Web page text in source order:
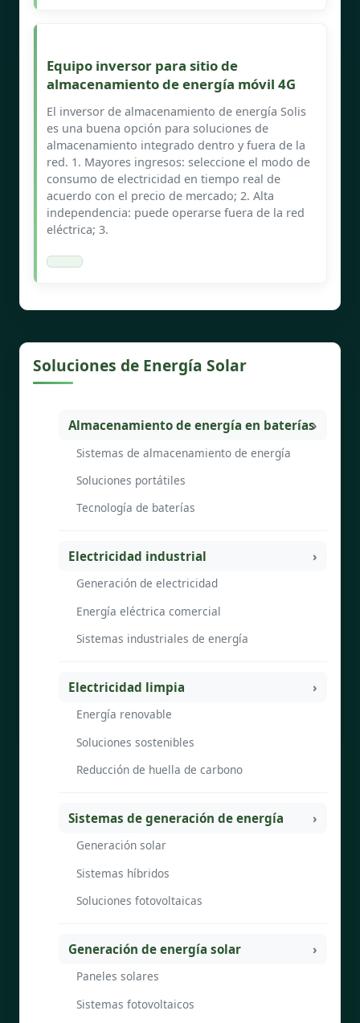
Equipo inversor para sitio de
almacenamiento de energía móvil 4G
El inversor de almacenamiento de energía Solis
es una buena opción para soluciones de
almacenamiento integrado dentro y fuera de la
red. 1. Mayores ingresos: seleccione el modo de
consumo de electricidad en tiempo real de
acuerdo con el precio de mercado; 2. Alta
independencia: puede operarse fuera de la red
eléctrica; 3.
Soluciones de Energía Solar
Almacenamiento de energía en baterías
Sistemas de almacenamiento de energía
Soluciones portátiles
Tecnología de baterías
Electricidad industrial
Generación de electricidad
Energía eléctrica comercial
Sistemas industriales de energía
Electricidad limpia
Energía renovable
Soluciones sostenibles
Reducción de huella de carbono
Sistemas de generación de energía
Generación solar
Sistemas híbridos
Soluciones fotovoltaicas
Generación de energía solar
Paneles solares
Sistemas fotovoltaicos